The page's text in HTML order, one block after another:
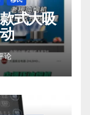
式大吸
论